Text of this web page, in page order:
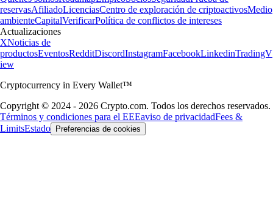
reservasAfiliadoLicenciasCentro de exploración de criptoactivosMedio
ambienteCapitalVerificarPolítica de conflictos de intereses
Actualizaciones
XNoticias de
productosEventosRedditDiscordInstagramFacebookLinkedinTradingV
iew
Cryptocurrency in Every Wallet™
Copyright © 2024 - 2026 Crypto.com. Todos los derechos reservados.
Términos y condiciones para el EEEaviso de privacidadFees &
LimitsEstado Preferencias de cookies